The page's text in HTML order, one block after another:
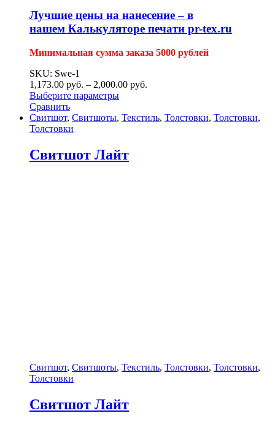
Лучшие цены на нанесение – в
нашем Калькуляторе печати pr-tex.ru
Минимальная сумма заказа 5000 рублей
SKU: Swe-1
1,173.00 руб. – 2,000.00 руб.
Выберите параметры
Сравнить
Свитшот, Свитшоты, Текстиль, Толстовки, Толстовки,
Толстовки
Свитшот Лайт
Свитшот, Свитшоты, Текстиль, Толстовки, Толстовки,
Толстовки
Свитшот Лайт